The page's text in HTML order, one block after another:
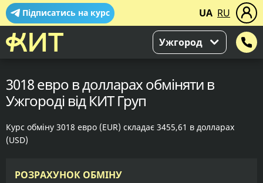
Підписатись на курс UA RU
Ужгород
3018 евро в долларах обміняти в
Ужгороді від КИТ Груп
Курс обміну 3018 евро (EUR) складає 3455,61 в долларах
(USD)
РОЗРАХУНОК ОБМІНУ